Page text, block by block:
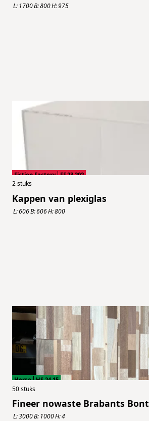
L: 1700B:800H:975
Fiction Factory FF.23.202
2stuks
Kappen van plexiglas
L:606B:606H:800
Herso HS.24.15
50stuks
Fineer nowaste Brabants Bont
L:3000B: 1000H:4